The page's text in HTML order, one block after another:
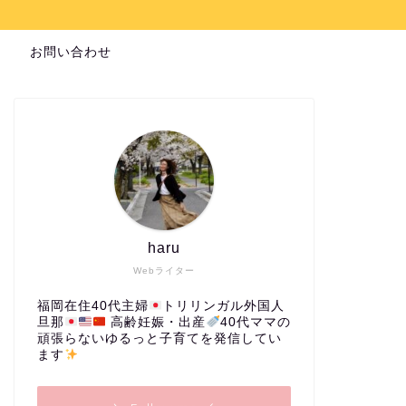
お問い合わせ
Webライター
haru
福岡在住40代主婦
トリリンガル外国人
旦那
高齢妊娠・出産
40代ママの
頑張らないゆるっと子育てを発信してい
ます